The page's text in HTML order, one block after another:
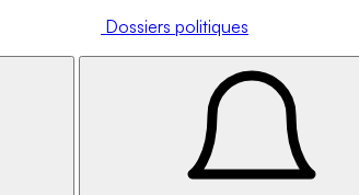
Dossiers politiques